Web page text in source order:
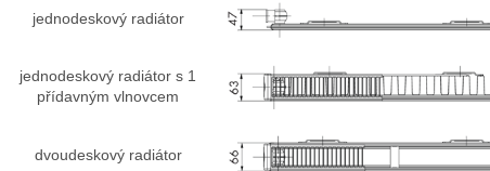
jednodeskový radiátor
jednodeskový radiátor s 1
přídavným vlnovcem
dvoudeskový radiátor